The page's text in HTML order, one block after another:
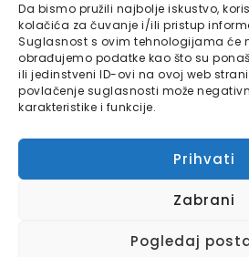
Da bismo pružili najbolje iskustvo,
kolačića za čuvanje i/ili pristup
Suglasnost s ovim tehnologijama će
obrađujemo podatke kao što su
ili jedinstveni ID-ovi na ovoj web
povlačenje suglasnosti može
karakteristike i funkcije.
Prihvati
Zabrani
Pogledaj
Bajtbox
Linkovi
Kontaktirajte nas
Impressum